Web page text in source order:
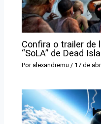
Confira o trailer de
“SoLA” de Dead
Por alexandremu/ 17 de